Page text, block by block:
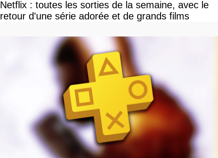
Netflix : toutes les sorties de la semaine, avec le
retour d'une série adorée et de grands films